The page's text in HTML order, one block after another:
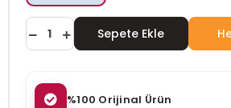
Sepete Ekle
%100 Orijinal Ürün